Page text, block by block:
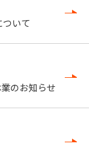
ついて
のお知らせ